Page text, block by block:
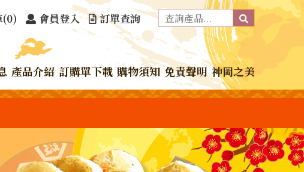
(0) 會員登入 訂單查詢
產品介紹 訂購單下載 購物須知 免責聲明 神岡之美